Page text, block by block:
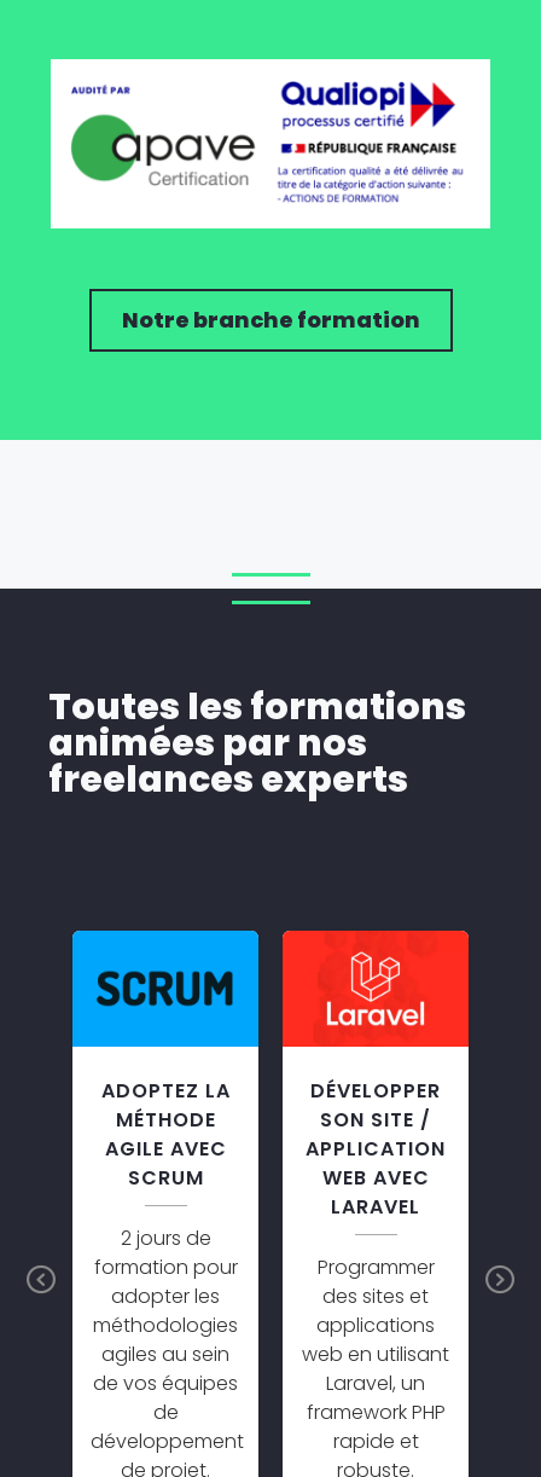
Notre branche formation
Toutes les formations
animées par nos
freelances experts
Previous
ADOPTEZ LA
MÉTHODE
AGILE AVEC
SCRUM
2 jours de
formation pour
adopter les
méthodologies
agiles au sein
de vos équipes
de
développement
de projet.
DÉVELOPPER
SON SITE /
APPLICATION
WEB AVEC
LARAVEL
Programmer
des sites et
applications
web en utilisant
Laravel, un
framework PHP
rapide et
robuste.